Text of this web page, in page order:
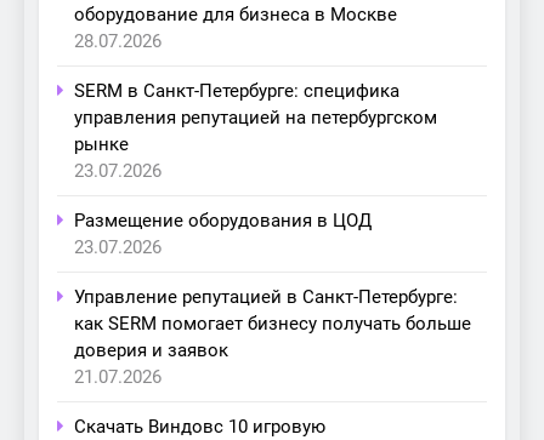
оборудование для бизнеса в Москве
28.07.2026
SERM в Санкт-Петербурге: специфика
управления репутацией на петербургском
рынке
23.07.2026
Размещение оборудования в ЦОД
23.07.2026
Управление репутацией в Санкт-Петербурге:
как SERM помогает бизнесу получать больше
доверия и заявок
21.07.2026
Скачать Виндовс 10 игровую